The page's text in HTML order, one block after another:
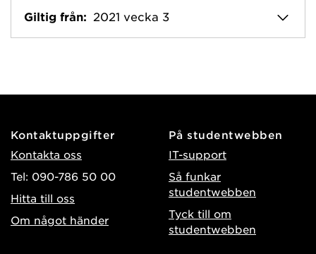
Giltig från: 2021 vecka 3
Kontaktuppgifter
Kontakta oss
Tel: 090-786 50 00
Hitta till oss
Om något händer
På studentwebben
IT-support
Så funkar
studentwebben
Tyck till om
studentwebben